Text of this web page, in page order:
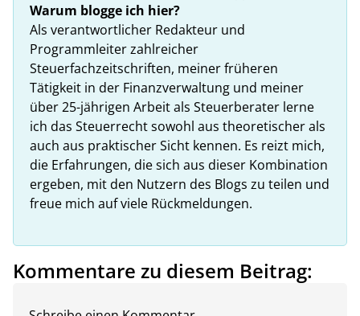
Warum blogge ich hier?
Als verantwortlicher Redakteur und
Programmleiter zahlreicher
Steuerfachzeitschriften, meiner früheren
Tätigkeit in der Finanzverwaltung und meiner
über 25-jährigen Arbeit als Steuerberater lerne
ich das Steuerrecht sowohl aus theoretischer als
auch aus praktischer Sicht kennen. Es reizt mich,
die Erfahrungen, die sich aus dieser Kombination
ergeben, mit den Nutzern des Blogs zu teilen und
freue mich auf viele Rückmeldungen.
Kommentare zu diesem Beitrag: